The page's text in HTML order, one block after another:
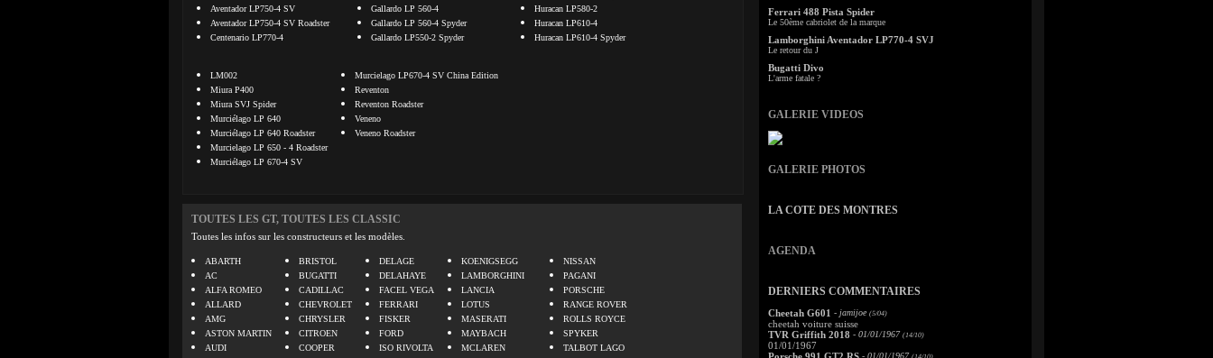
Aventador LP750-4 SV
Aventador LP750-4 SV Roadster
Centenario LP770-4
Gallardo LP 560-4
Gallardo LP 560-4 Spyder
Gallardo LP550-2 Spyder
Huracan LP580-2
Huracan LP610-4
Huracan LP610-4 Spyder
LM002
Miura P400
Miura SVJ Spider
Murciélago LP 640
Murciélago LP 640 Roadster
Murcielago LP 650 - 4 Roadster
Murciélago LP 670-4 SV
Murcielago LP670-4 SV China Edition
Reventon
Reventon Roadster
Veneno
Veneno Roadster
TOUTES LES GT, TOUTES LES CLASSIC
Toutes les infos sur les constructeurs et les modèles.
ABARTH
AC
ALFA ROMEO
ALLARD
AMG
ASTON MARTIN
AUDI
BRISTOL
BUGATTI
CADILLAC
CHEVROLET
CHRYSLER
CITROEN
COOPER
DELAGE
DELAHAYE
FACEL VEGA
FERRARI
FISKER
FORD
ISO RIVOLTA
KOENIGSEGG
LAMBORGHINI
LANCIA
LOTUS
MASERATI
MAYBACH
MCLAREN
NISSAN
PAGANI
PORSCHE
RANGE ROVER
ROLLS ROYCE
SPYKER
TALBOT LAGO
Ferrari 488 Pista Spider
Le 50ème cabriolet de la marque
Lamborghini Aventador LP770-4 SVJ
Le retour du J
Bugatti Divo
L'arme fatale ?
GALERIE VIDEOS
GALERIE PHOTOS
LA COTE DES MONTRES
AGENDA
DERNIERS COMMENTAIRES
Cheetah G601 - jamijoe (5/04)
cheetah voiture suisse
TVR Griffith 2018 - 01/01/1967 (14/10)
01/01/1967
- 01/01/1967